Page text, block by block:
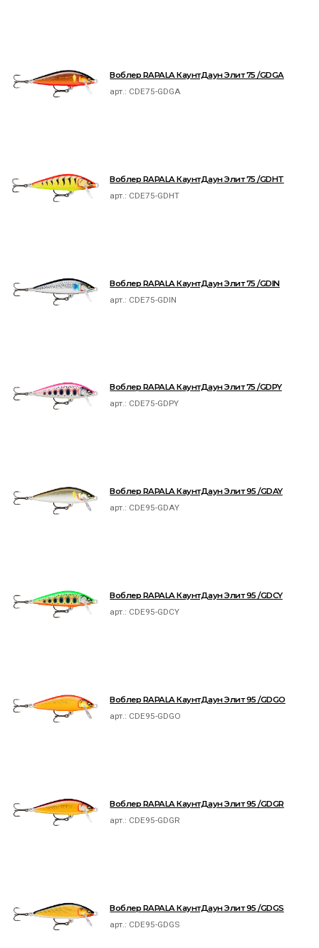
Воблер RAPALA КаунтДаун Элит 75 /GDGA
арт.: CDE75-GDGA
Воблер RAPALA КаунтДаун Элит 75 /GDHT
арт.: CDE75-GDHT
Воблер RAPALA КаунтДаун Элит 75 /GDIN
арт.: CDE75-GDIN
Воблер RAPALA КаунтДаун Элит 75 /GDPY
арт.: CDE75-GDPY
Воблер RAPALA КаунтДаун Элит 95 /GDAY
арт.: CDE95-GDAY
Воблер RAPALA КаунтДаун Элит 95 /GDCY
арт.: CDE95-GDCY
Воблер RAPALA КаунтДаун Элит 95 /GDGO
арт.: CDE95-GDGO
Воблер RAPALA КаунтДаун Элит 95 /GDGR
арт.: CDE95-GDGR
Воблер RAPALA КаунтДаун Элит 95 /GDGS
арт.: CDE95-GDGS